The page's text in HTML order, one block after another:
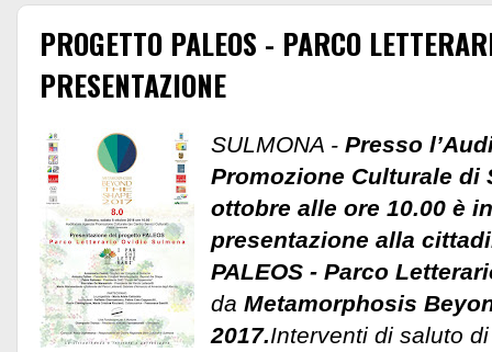
PROGETTO PALEOS - PARCO
PRESENTAZIONE
SULMONA - Presso
Promozione Culturale di
ottobre alle ore 10.00 è
presentazione alla
PALEOS - Parco
da Metamorphosis
2017.Interventi di saluto